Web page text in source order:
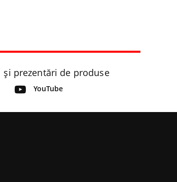
și prezentări de produse
YouTube